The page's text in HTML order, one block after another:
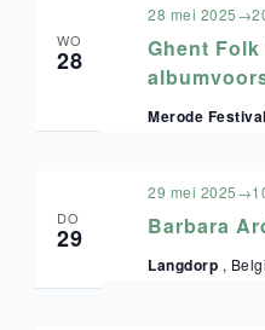
WO
28
Ghent
28 mei
Merode Festival
DO
29 Barbara
29 mei
Langdorp ,